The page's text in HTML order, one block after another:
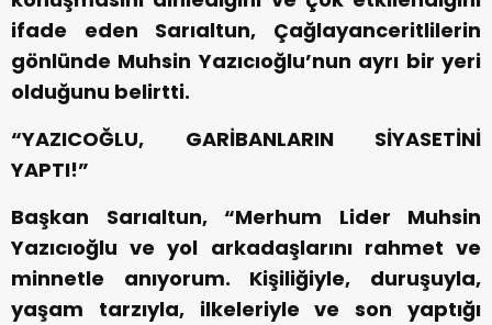
ifade eden Sarıaltun, Çağlayanceritlilerin
gönlünde Muhsin Yazıcıoğlu’nun ayrı bir yeri
olduğunu belirtti.
“YAZICOĞLU, GARİBANLARIN SİYASETİNİ
YAPTI!”
Başkan Sarıaltun, “Merhum Lider Muhsin
Yazıcıoğlu ve yol arkadaşlarını rahmet ve
minnetle anıyorum. Kişiliğiyle, duruşuyla,
yaşam tarzıyla, ilkeleriyle ve son yaptığı